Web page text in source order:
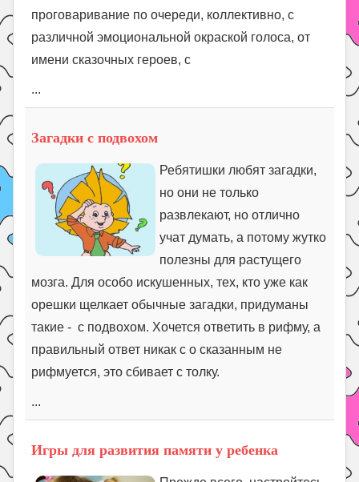
проговаривание по очереди, коллективно, с
различной эмоциональной окраской голоса, от
имени сказочных героев, с
...
Загадки с подвохом
Ребятишки любят загадки,
но они не только
развлекают, но отлично
учат думать, а потому жутко
полезны для растущего
мозга. Для особо искушенных, тех, кто уже как
орешки щелкает обычные загадки, придуманы
такие - с подвохом. Хочется ответить в рифму, а
правильный ответ никак с о сказанным не
рифмуется, это сбивает с толку.
...
Игры для развития памяти у ребенка